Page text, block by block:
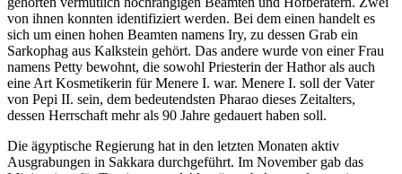
von ihnen konnten identifiziert werden. Bei dem einen handelt es
sich um einen hohen Beamten namens Iry, zu dessen Grab ein
Sarkophag aus Kalkstein gehört. Das andere wurde von einer Frau
namens Petty bewohnt, die sowohl Priesterin der Hathor als auch
eine Art Kosmetikerin für Menere I. war. Menere I. soll der Vater
von Pepi II. sein, dem bedeutendsten Pharao dieses Zeitalters,
dessen Herrschaft mehr als 90 Jahre gedauert haben soll.
Die ägyptische Regierung hat in den letzten Monaten aktiv
Ausgrabungen in Sakkara durchgeführt. Im November gab das